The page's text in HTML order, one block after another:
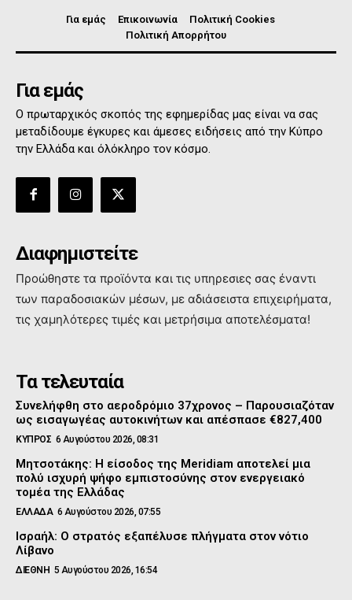
Για εμάς Επικοινωνία
Πολιτική Cookies
Πολιτική Απορρήτου
Για εμάς
Ο πρωταρχικός σκοπός της εφημερίδας μας είναι να σας
μεταδίδουμε έγκυρες και άμεσες ειδήσεις από την Κύπρο
την Ελλάδα και όλόκληρο τον κόσμο.
Διαφημιστείτε
Προώθηστε τα προϊόντα και τις υπηρεσιες σας έναντι
των παραδοσιακών μέσων, με αδιάσειστα επιχειρήματα,
τις χαμηλότερες τιμές και μετρήσιμα αποτελέσματα!
Τα τελευταία
Συνελήφθη στο αεροδρόμιο 37χρονος – Παρουσιαζόταν
ως εισαγωγέας αυτοκινήτων και απέσπασε €827,400
ΚΥΠΡΟΣ 6 Αυγούστου 2026, 08:31
Μητσοτάκης: Η είσοδος της Meridiam αποτελεί μια
πολύ ισχυρή ψήφο εμπιστοσύνης στον ενεργειακό
τομέα της Ελλάδας
ΕΛΛΑΔΑ 6 Αυγούστου 2026, 07:55
Ισραήλ: Ο στρατός εξαπέλυσε πλήγματα στον νότιο
Λίβανο
ΔΙΕΘΝΗ 5 Αυγούστου 2026, 16:54